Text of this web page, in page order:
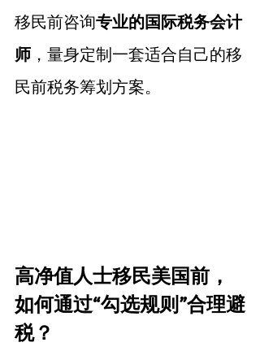
移民前咨询专业的国际税务会计
师 ，量身定制一套适合自己的移
民前税务筹划方案。
高净值人士移民美国前，
如何通过“勾选规则”合理避
税？